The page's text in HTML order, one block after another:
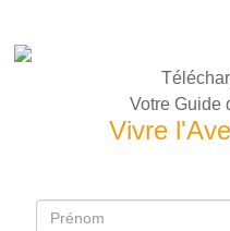
Votre Guide
Vivre